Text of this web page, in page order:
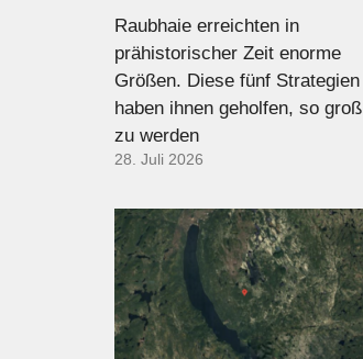
Raubhaie erreichten in
prähistorischer Zeit enorme
Größen. Diese fünf Strategien
haben ihnen geholfen, so groß
zu werden
28. Juli 2026